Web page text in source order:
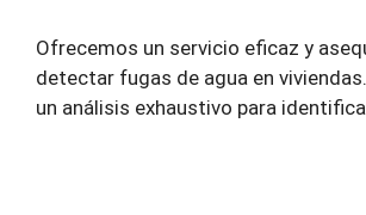
Ofrecemos un servicio eficaz y
detectar fugas de agua en
un análisis exhaustivo para